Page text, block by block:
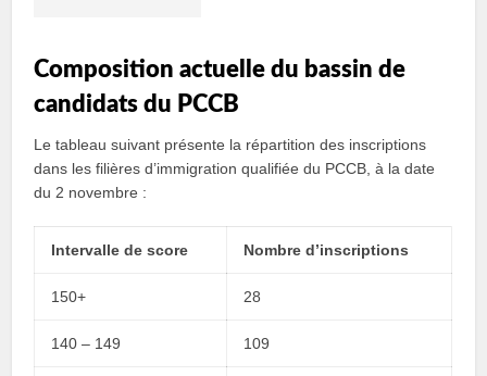
Composition actuelle du bassin de
candidats du PCCB
Le tableau suivant présente la répartition des inscriptions
dans les filières d’immigration qualifiée du PCCB, à la date
du 2 novembre :
Intervalle de score Nombre d’inscriptions
150+ 28
140 – 149 109